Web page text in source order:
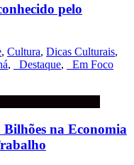
pelo
, Cultura, Dicas Culturais,
, _Destaque, _Em Foco
na Economia